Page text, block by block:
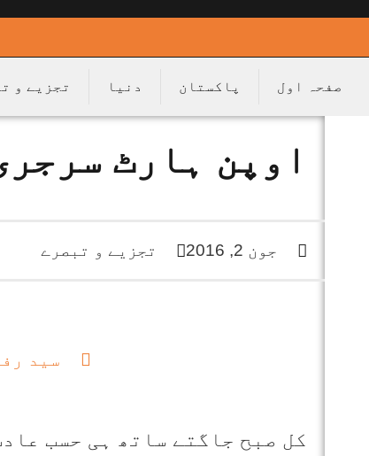
صفحہ اول پاکستان دنیا تجزیے و
اوپن ہارٹ
جون 2, 2016 تجزیے و تبصرے
سید
کل صبح جاگتے ساتھ ہی حسب